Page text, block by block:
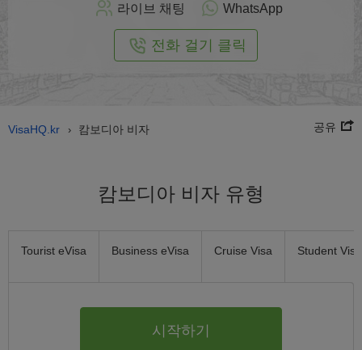
라이브 채팅 WhatsApp
전화 걸기 클릭
VisaHQ.kr › 캄보디아 비자 공유
캄보디아 비자 유형
Tourist eVisa Business eVisa Cruise Visa Student Visa
시작하기